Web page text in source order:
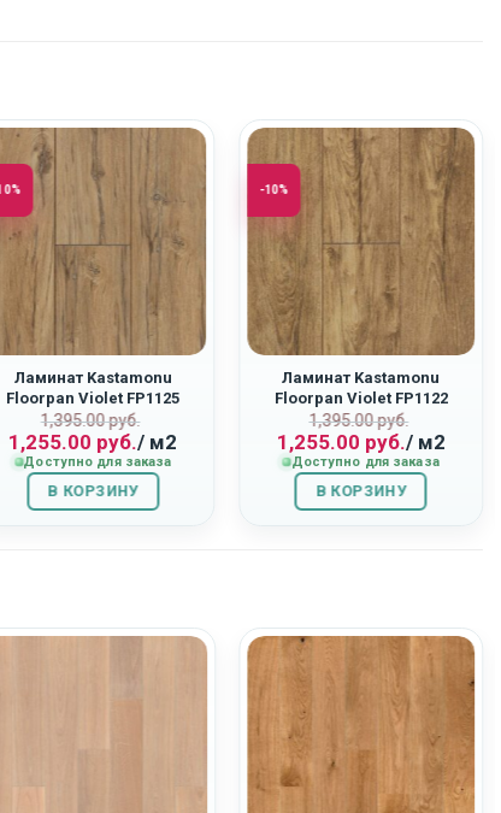
Ламинат Kastamonu
Floorpan Violet FP1125
“Дуб Квазар”
1,395.00руб.
Первоначальная
цена
составляла
1,395.00
руб..
1,255.00 руб.
Текущая
цена:
1,255.00
руб..
/ м2
Доступно для заказа
В КОРЗИНУ
-10%
Ламинат Kastamonu
Floorpan Violet FP1122
“Дуб Союз”
1,395.00руб.
цена
составляла
1,395.00
руб..
1,255.00 руб.
Текущая
цена:
1,255.00
руб..
/ м2
Доступно для заказа
В КОРЗИНУ